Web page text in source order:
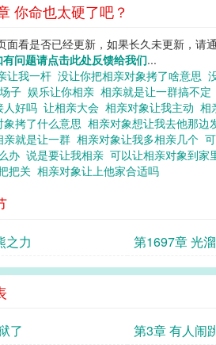
你命也太硬了吧？
面看是否已经更新，如果长久未更新，请
有问题请点击此处反馈给我们...
让我一杆 没让你把相亲对象拷了啥意思
子 娱乐让你相亲 相亲就是让一群搞不定
人好吗 让相亲大会 相亲对象让我主动 相
拷了什么意思 相亲对象想让我去他那边
亲就是让一群 相亲对象让我多相亲几个
办 说是要让我相亲 可以让相亲对象到家
把关 相亲对象让上他家合适吗
之力 第1697章 光
了 第3章 有人闹